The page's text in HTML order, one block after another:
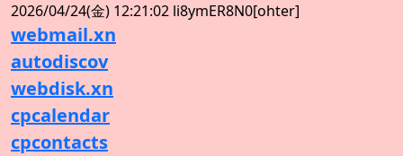
2026/04/24(金) 12:21:02 li8ymER8N0[ohter]
webmail.xn
autodiscov
webdisk.xn
cpcalendar
cpcontacts